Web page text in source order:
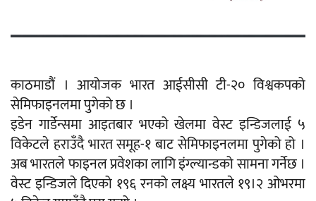
काठमाडौं । आयोजक भारत आईसीसी टी-२० विश्वकपको
सेमिफाइनलमा पुगेको छ ।
इडेन गार्डेन्समा आइतबार भएको खेलमा वेस्ट इन्डिजलाई ५
विकेटले हराउँदै भारत समूह-१ बाट सेमिफाइनलमा पुगेको हो ।
अब भारतले फाइनल प्रवेशका लागि इंग्ल्यान्डको सामना गर्नेछ ।
वेस्ट इन्डिजले दिएको १९६ रनको लक्ष्य भारतले १९।२ ओभरमा